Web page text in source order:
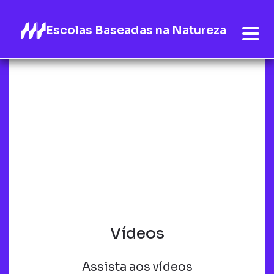
Escolas Baseadas na Natureza
Vídeos
Assista aos vídeos